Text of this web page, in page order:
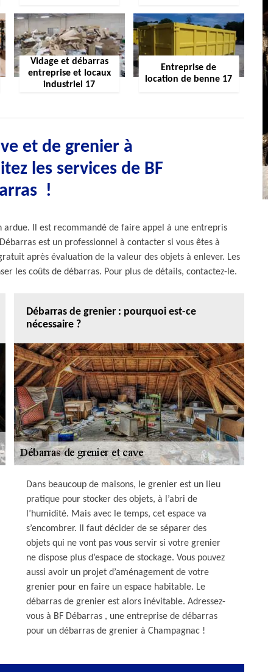
Vidage et débarras
entreprise et locaux
industriel 17
Entreprise de
location de benne 17
et de grenier à
les services de BF
!
Il est recommandé de faire appel à une entrepris
est un professionnel à contacter si vous êtes à
après évaluation de la valeur des objets à enlever. Les
les coûts de débarras. Pour plus de détails, contactez-le.
Débarras de grenier : pourquoi est-ce
nécessaire ?
Dans beaucoup de maisons, le grenier est un lieu
pratique pour stocker des objets, à l’abri de
l’humidité. Mais avec le temps, cet espace va
s’encombrer. Il faut décider de se séparer des
objets qui ne vont pas vous servir si votre grenier
ne dispose plus d’espace de stockage. Vous pouvez
aussi avoir un projet d’aménagement de votre
grenier pour en faire un espace habitable. Le
débarras de grenier est alors inévitable. Adressez-
vous à BF Débarras , une entreprise de débarras
pour un débarras de grenier à Champagnac !